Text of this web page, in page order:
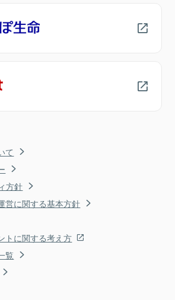
て
方針
営に関する基本方針
トに関する考え方
覧